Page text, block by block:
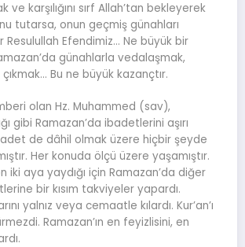
ve karşılığını sırf Allah’tan bekleyerek
tutarsa, onun geçmiş günahları
Resulullah Efendimiz… Ne büyük bir
günahlarla vedalaşmak,
Bu ne büyük kazançtır.
olan Hz. Muhammed (sav),
gibi Ramazan’da ibadetlerini aşırı
de dâhil olmak üzere hiçbir şeyde
Her konuda ölçü üzere yaşamıştır.
iki aya yaydığı için Ramazan’da diğer
bir kısım takviyeler yapardı.
yalnız veya cemaatle kılardı. Kur’an’ı
Ramazan’ın en feyizlisini, en